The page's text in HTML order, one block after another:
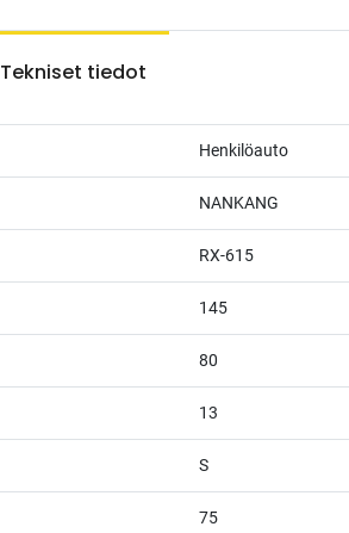
Tekniset tiedot
Henkilöauto
NANKANG
RX-615
145
80
13
S
75